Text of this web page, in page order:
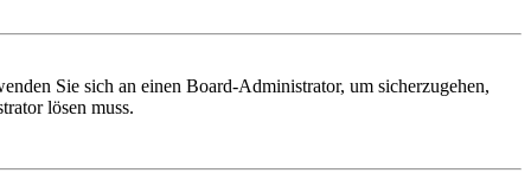
Sie sich an einen Board-Administrator, um sicherzugehen,
lösen muss.